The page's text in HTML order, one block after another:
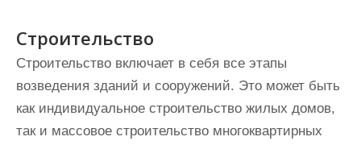
Строительство
Строительство включает в себя все этапы
возведения зданий и сооружений. Это может быть
как индивидуальное строительство жилых домов,
так и массовое строительство многоквартирных